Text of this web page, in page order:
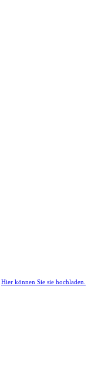
Hier können Sie sie hochladen.